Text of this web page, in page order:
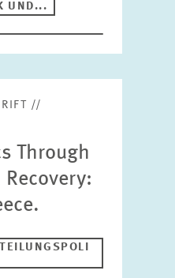
Bereiche
NACHHALTIGE
ÖKONOMIE
UND
MARKTDESIGN
KLIMAÖKONOMIK
UND...
//
Through